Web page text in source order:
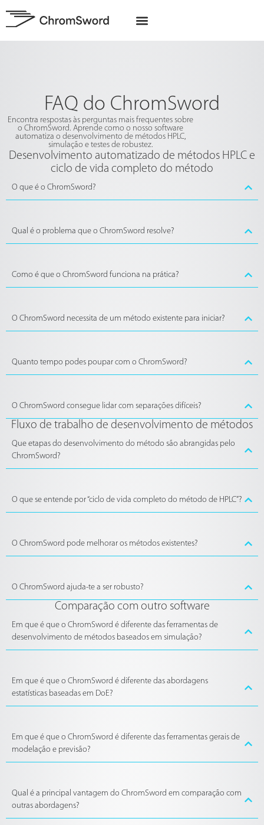
FAQ do ChromSword
Encontra respostas às perguntas mais frequentes sobre
o ChromSword. Aprende como o nosso software
automatiza o desenvolvimento de métodos HPLC,
simulação e testes de robustez.
Desenvolvimento automatizado de métodos HPLC e
ciclo de vida completo do método
O que é o ChromSword?
Qual é o problema que o ChromSword resolve?
Como é que o ChromSword funciona na prática?
O ChromSword necessita de um método existente para iniciar?
Quanto tempo podes poupar com o ChromSword?
O ChromSword consegue lidar com separações difíceis?
Fluxo de trabalho de desenvolvimento de métodos
Que etapas do desenvolvimento do método são abrangidas pelo
ChromSword?
O que se entende por “ciclo de vida completo do método de HPLC”?
O ChromSword pode melhorar os métodos existentes?
O ChromSword ajuda-te a ser robusto?
Comparação com outro software
Em que é que o ChromSword é diferente das ferramentas de
desenvolvimento de métodos baseados em simulação?
Em que é que o ChromSword é diferente das abordagens
estatísticas baseadas em DoE?
Em que é que o ChromSword é diferente das ferramentas gerais de
modelação e previsão?
Qual é a principal vantagem do ChromSword em comparação com
outras abordagens?